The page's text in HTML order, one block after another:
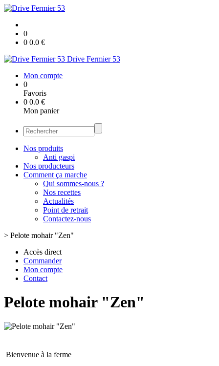
0
0 0.0 €
Drive Fermier 53
Mon compte
0
Favoris
0 0.0 €
Mon panier
Nos produits
Anti gaspi
Nos producteurs
Comment ça marche
Qui sommes-nous ?
Nos recettes
Actualités
Point de retrait
Contactez-nous
> Pelote mohair "Zen"
Accès direct
Commander
Mon compte
Contact
Pelote mohair "Zen"
Bienvenue à la ferme